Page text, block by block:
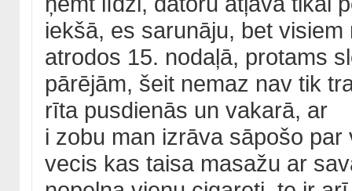
iekšā, es sarunāju, bet
atrodos 15. nodaļā, protams
pārējām, šeit nemaz nav tik
rīta pusdienās un vakarā, ar
i zobu man izrāva sāpošo
vecis kas taisa masažu ar